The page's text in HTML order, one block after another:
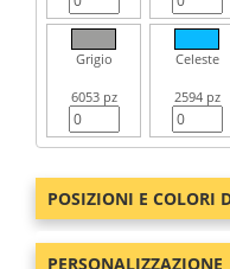
Grigio
6053 pz
Celeste
2594 pz
POSIZIONI E COLORI
PERSONALIZZAZIONE